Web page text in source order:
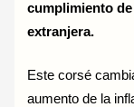
cumplimiento
extranjera.
Este corsé
aumento de la